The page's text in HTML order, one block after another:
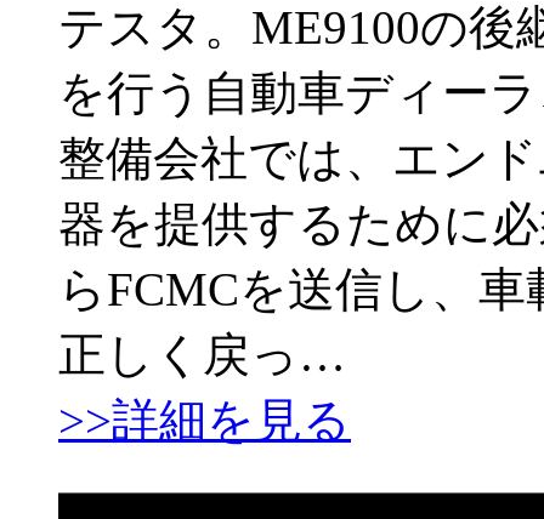
テスタ。ME9100の後
を行う自動車ディー
整備会社では、エン
器を提供するために
らFCMCを送信し、
正しく戻っ…
>>詳細を見る